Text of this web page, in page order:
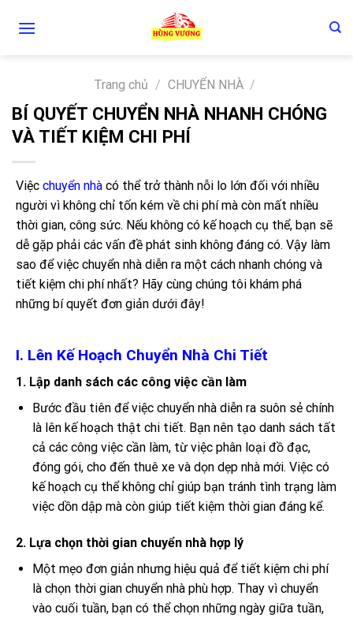
Trang chủ / CHUYỂN NHÀ /
BÍ QUYẾT CHUYỂN NHÀ NHANH CHÓNG
VÀ TIẾT KIỆM CHI PHÍ
Việc chuyển nhà có thể trở thành nỗi lo lớn đối với nhiều
người vì không chỉ tốn kém về chi phí mà còn mất nhiều
thời gian, công sức. Nếu không có kế hoạch cụ thể, bạn sẽ
dễ gặp phải các vấn đề phát sinh không đáng có. Vậy làm
sao để việc chuyển nhà diễn ra một cách nhanh chóng và
tiết kiệm chi phí nhất? Hãy cùng chúng tôi khám phá
những bí quyết đơn giản dưới đây!
I. Lên Kế Hoạch Chuyển Nhà Chi Tiết
1. Lập danh sách các công việc cần làm
Bước đầu tiên để việc chuyển nhà diễn ra suôn sẻ chính
là lên kế hoạch thật chi tiết. Bạn nên tạo danh sách tất
cả các công việc cần làm, từ việc phân loại đồ đạc,
đóng gói, cho đến thuê xe và dọn dẹp nhà mới. Việc có
kế hoạch cụ thể không chỉ giúp bạn tránh tình trạng làm
việc dồn dập mà còn giúp tiết kiệm thời gian đáng kể.
2. Lựa chọn thời gian chuyển nhà hợp lý
Một mẹo đơn giản nhưng hiệu quả để tiết kiệm chi phí
là chọn thời gian chuyển nhà phù hợp. Thay vì chuyển
vào cuối tuần, bạn có thể chọn những ngày giữa tuần,